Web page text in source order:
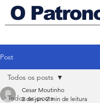
O
Post
Todos os posts
Todos os posts
Cesar Moutinho
2 de jun. 2 min de leitura